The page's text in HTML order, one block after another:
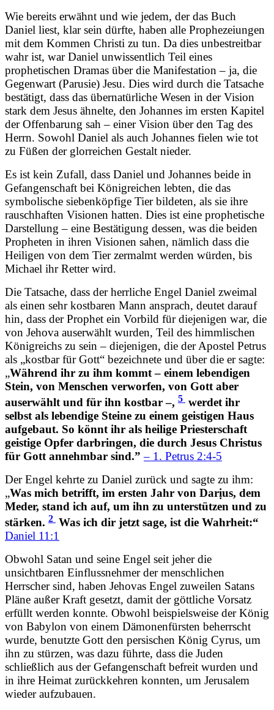
Wie bereits erwähnt und wie jedem, der das Buch
Daniel liest, klar sein dürfte, haben alle Prophezeiungen
mit dem Kommen Christi zu tun. Da dies unbestreitbar
wahr ist, war Daniel unwissentlich Teil eines
prophetischen Dramas über die Manifestation – ja, die
Gegenwart (Parusie) Jesu. Dies wird durch die Tatsache
bestätigt, dass das übernatürliche Wesen in der Vision
stark dem Jesus ähnelte, den Johannes im ersten Kapitel
der Offenbarung sah – einer Vision über den Tag des
Herrn. Sowohl Daniel als auch Johannes fielen wie tot
zu Füßen der glorreichen Gestalt nieder.
Es ist kein Zufall, dass Daniel und Johannes beide in
Gefangenschaft bei Königreichen lebten, die das
symbolische siebenköpfige Tier bildeten, als sie ihre
rauschhaften Visionen hatten. Dies ist eine prophetische
Darstellung – eine Bestätigung dessen, was die beiden
Propheten in ihren Visionen sahen, nämlich dass die
Heiligen von dem Tier zermalmt werden würden, bis
Michael ihr Retter wird.
Die Tatsache, dass der herrliche Engel Daniel zweimal
als einen sehr kostbaren Mann ansprach, deutet darauf
hin, dass der Prophet ein Vorbild für diejenigen war, die
von Jehova auserwählt wurden, Teil des himmlischen
Königreichs zu sein – diejenigen, die der Apostel Petrus
als „kostbar für Gott“ bezeichnete und über die er sagte:
„Während ihr zu ihm kommt – einem lebendigen
Stein, von Menschen verworfen, von Gott aber
auserwählt und für ihn kostbar –, 5 werdet ihr
selbst als lebendige Steine zu einem geistigen Haus
aufgebaut. So könnt ihr als heilige Priesterschaft
geistige Opfer darbringen, die durch Jesus Christus
für Gott annehmbar sind.”– 1. Petrus 2:4-5
Der Engel kehrte zu Daniel zurück und sagte zu ihm:
„Was mich betrifft, im ersten Jahr von Darịus, dem
Meder, stand ich auf, um ihn zu unterstützen und zu
stärken. 2 Was ich dir jetzt sage, ist die Wahrheit:“
Daniel 11:1
Obwohl Satan und seine Engel seit jeher die
unsichtbaren Einflussnehmer der menschlichen
Herrscher sind, haben Jehovas Engel zuweilen Satans
Pläne außer Kraft gesetzt, damit der göttliche Vorsatz
erfüllt werden konnte. Obwohl beispielsweise der König
von Babylon von einem Dämonenfürsten beherrscht
wurde, benutzte Gott den persischen König Cyrus, um
ihn zu stürzen, was dazu führte, dass die Juden
schließlich aus der Gefangenschaft befreit wurden und
in ihre Heimat zurückkehren konnten, um Jerusalem
wieder aufzubauen.